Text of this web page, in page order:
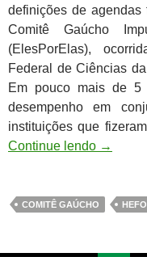
definições de agendas
Comitê Gaúcho
(ElesPorElas),
Federal de Ciências
Em pouco mais de 5
desempenho em
instituições que
Continue lendo →
COMITÊ GAÚCHO